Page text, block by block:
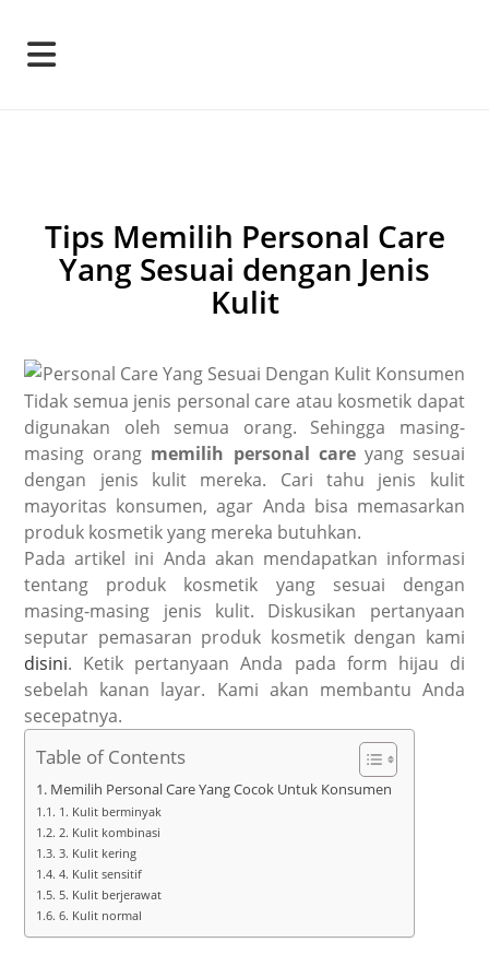
Tips Memilih Personal Care
Yang Sesuai dengan Jenis
Kulit
Tidak semua jenis personal care atau kosmetik dapat
digunakan oleh semua orang. Sehingga masing-
masing orang memilih personal careyang sesuai
dengan jenis kulit mereka. Cari tahu jenis kulit
mayoritas konsumen, agar Anda bisa memasarkan
produk kosmetik yang mereka butuhkan.
Pada artikel ini Anda akan mendapatkan informasi
tentang produk kosmetik yang sesuai dengan
masing-masing jenis kulit. Diskusikan pertanyaan
seputar pemasaran produk kosmetik dengan kami
disini. Ketik pertanyaan Anda pada form hijau di
sebelah kanan layar. Kami akan membantu Anda
secepatnya.
Table of Contents
Memilih Personal Care Yang Cocok Untuk Konsumen
1. Kulit berminyak
2. Kulit kombinasi
3. Kulit kering
4. Kulit sensitif
5. Kulit berjerawat
6. Kulit normal